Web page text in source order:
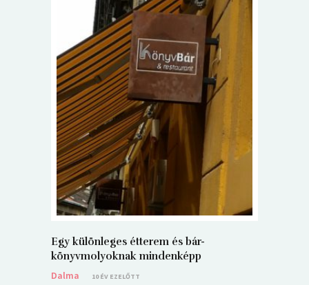
Egy különleges étterem és bár-
könyvmolyoknak mindenképp
Dalma
10 ÉV EZELŐTT